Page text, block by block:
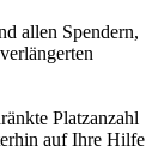
allen Spendern,
Platzanzahl
auf Ihre Hilfe